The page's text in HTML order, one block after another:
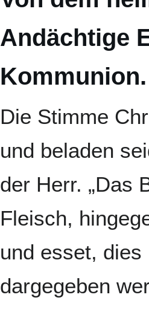
Andächtige
Kommunion.
Die Stimme
und beladen
der Herr. „Das
Fleisch,
und esset,
dargegeben